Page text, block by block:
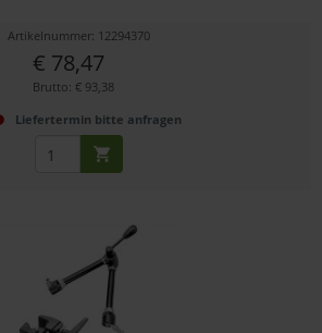
Artikelnummer: 12294370
€ 78,47
Brutto: € 93,38
Liefertermin bitte anfragen